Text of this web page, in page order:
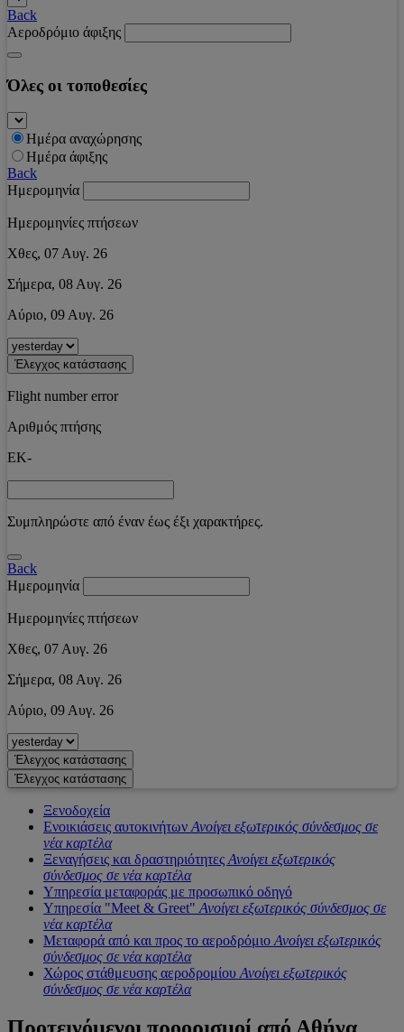
Back
Αεροδρόμιο άφιξης
Όλες οι τοποθεσίες
Ημέρα αναχώρησης
Ημέρα άφιξης
Back
Ημερομηνία
Ημερομηνίες πτήσεων
Χθες, 07 Αυγ. 26
Σήμερα, 08 Αυγ. 26
Αύριο, 09 Αυγ. 26
Έλεγχος κατάστασης
Flight number error
Αριθμός πτήσης
EK-
Συμπληρώστε από έναν έως έξι χαρακτήρες.
Back
Ημερομηνία
Ημερομηνίες πτήσεων
Χθες, 07 Αυγ. 26
Σήμερα, 08 Αυγ. 26
Αύριο, 09 Αυγ. 26
Έλεγχος κατάστασης
Έλεγχος κατάστασης
Ξενοδοχεία
Ενοικιάσεις αυτοκινήτων Ανοίγει εξωτερικός σύνδεσμος σε
νέα καρτέλα
Ξεναγήσεις και δραστηριότητες Ανοίγει εξωτερικός
σύνδεσμος σε νέα καρτέλα
Υπηρεσία μεταφοράς με προσωπικό οδηγό
Υπηρεσία "Meet & Greet" Ανοίγει εξωτερικός σύνδεσμος σε
νέα καρτέλα
Μεταφορά από και προς το αεροδρόμιο Ανοίγει εξωτερικός
σύνδεσμος σε νέα καρτέλα
Χώρος στάθμευσης αεροδρομίου Ανοίγει εξωτερικός
σύνδεσμος σε νέα καρτέλα